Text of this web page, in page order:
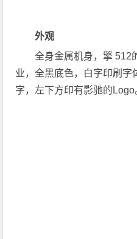
外观
全身金属机身，擎 512
业，全黑底色，白字印刷字
字，左下方印有影驰的Logo